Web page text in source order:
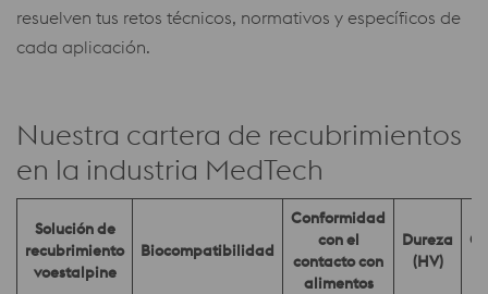
resuelven tus retos técnicos, normativos y específicos de
cada aplicación.
Nuestra cartera de recubrimientos
en la industria MedTech
Solución de
recubrimiento
voestalpine
Biocompatibilidad
Conformidad
con el
contacto con
alimentos
Dureza
(HV)